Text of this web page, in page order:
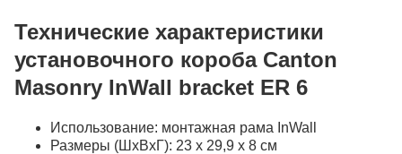
Технические характеристики
установочного короба Canton
Masonry InWall bracket ER 6
Использование: монтажная рама InWall
Размеры (ШхВхГ): 23 х 29,9 х 8 см